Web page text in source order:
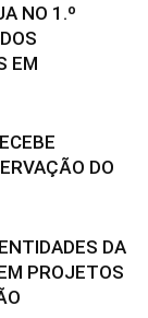
NO 1.º
EM
DO
DA
PROJETOS